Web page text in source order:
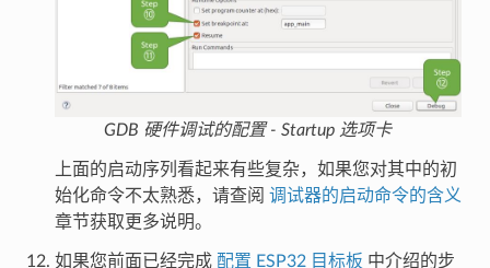
GDB 硬件调试的配置 - Startup 选项卡
上面的启动序列看起来有些复杂，如果您对其中的初
始化命令不太熟悉，请查阅 调试器的启动命令的含义
章节获取更多说明。
如果您前面已经完成 配置 ESP32 目标板 中介绍的步